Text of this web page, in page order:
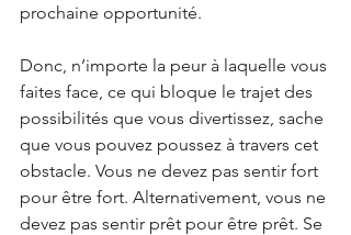
prochaine opportunité.
Donc, n’importe la peur à laquelle vous
faites face, ce qui bloque le trajet des
possibilités que vous divertissez, sache
que vous pouvez poussez à travers cet
obstacle. Vous ne devez pas sentir fort
pour être fort. Alternativement, vous ne
devez pas sentir prêt pour être prêt. Se